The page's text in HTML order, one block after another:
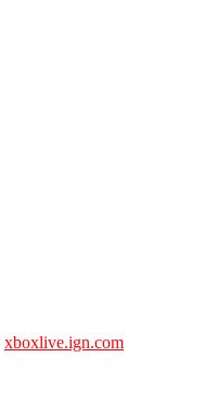
xboxlive.ign.com